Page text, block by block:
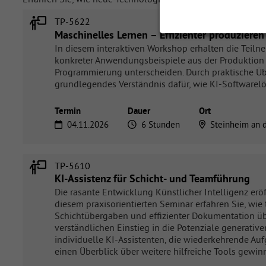
TP-5622
Maschinelles Lernen – Effizienter
In diesem interaktiven Workshop erhalten die
konkreter Anwendungsbeispiele aus der
Programmierung unterscheiden. Durch praktische
grundlegendes Verständnis dafür, wie KI-
Termin Dauer Ort
04.11.2026
6 Stunden Steinheim an
TP-5610
KI-Assistenz für Schicht- und Teamführung
Die rasante Entwicklung Künstlicher Intelligenz
diesem praxisorientierten Seminar erfahren Sie,
Schichtübergaben und effizienter Dokumentation
verständlichen Einstieg in die Potenziale
individuelle KI-Assistenten, die wiederkehrende
einen Überblick über weitere hilfreiche Tools